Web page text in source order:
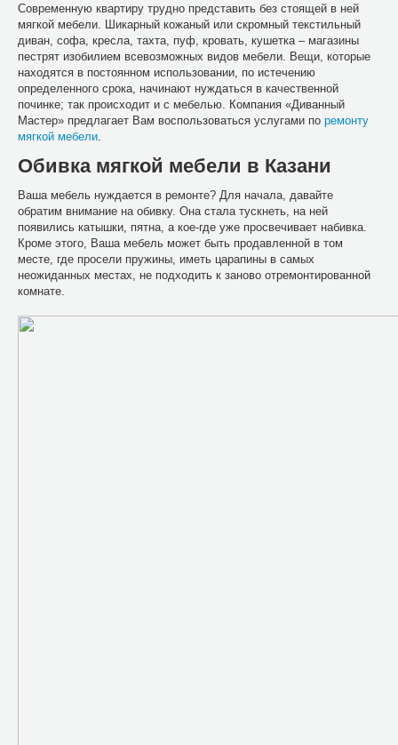
Современную квартиру трудно представить без стоящей в ней
мягкой мебели. Шикарный кожаный или скромный текстильный
диван, софа, кресла, тахта, пуф, кровать, кушетка – магазины
пестрят изобилием всевозможных видов мебели. Вещи, которые
находятся в постоянном использовании, по истечению
определенного срока, начинают нуждаться в качественной
починке; так происходит и с мебелью. Компания «Диванный
Мастер» предлагает Вам воспользоваться услугами по ремонту
мягкой мебели.
Обивка мягкой мебели в Казани
Ваша мебель нуждается в ремонте? Для начала, давайте
обратим внимание на обивку. Она стала тускнеть, на ней
появились катышки, пятна, а кое-где уже просвечивает набивка.
Кроме этого, Ваша мебель может быть продавленной в том
месте, где просели пружины, иметь царапины в самых
неожиданных местах, не подходить к заново отремонтированной
комнате.